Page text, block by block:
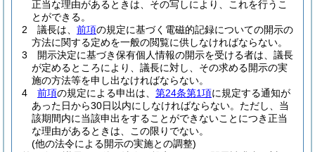
正当な理由があるときは、その写しにより、これを行うこ
とができる。
2
議長は、 前項の規定に基づく電磁的記録についての開示の
方法に関する定めを一般の閲覧に供しなければならない。
3
開示決定に基づき保有個人情報の開示を受ける者は、議長
が定めるところにより、議長に対し、その求める開示の実
施の方法等を申し出なければならない。
4
前項の規定による申出は、 第24条第1項に規定する通知が
あった日から30日以内にしなければならない。 ただし、当
該期間内に当該申出をすることができないことにつき正当
な理由があるときは、この限りでない。
(他の法令による開示の実施との調整)